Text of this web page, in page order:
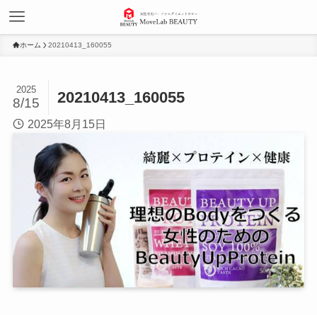
ホーム 20210413_160055
20210413_160055
2025
8/15
2025年8月15日